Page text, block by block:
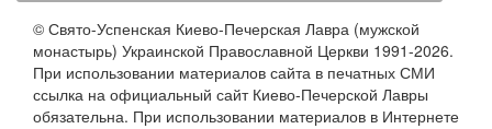
© Свято-Успенская Киево-Печерская Лавра (мужской
монастырь) Украинской Православной Церкви 1991-2026.
При использовании материалов сайта в печатных СМИ
ссылка на официальный сайт Киево-Печерской Лавры
обязательна. При использовании материалов в Интернете